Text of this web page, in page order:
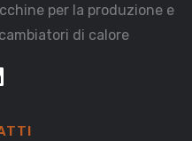
per la produzione e
di calore